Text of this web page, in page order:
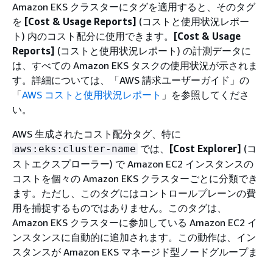
Amazon EKS クラスターにタグを適用すると、そのタグ
を [Cost & Usage Reports] (コストと使用状況レポー
ト) 内のコスト配分に使用できます。
[Cost & Usage
Reports] (コストと使用状況レポート) の計測データに
は、すべての Amazon EKS タスクの使用状況が示されま
す。詳細については、「AWS 請求ユーザーガイド」の
「AWS コストと使用状況レポート 」を参照してくださ
い。
AWS 生成されたコスト配分タグ、特に
aws:eks:cluster-name では、 [Cost Explorer] (コ
ストエクスプローラー) で Amazon EC2 インスタンスの
コストを個々の Amazon EKS クラスターごとに分類でき
ます。ただし、このタグにはコントロールプレーンの費
用を捕捉するものではありません。このタグは、
Amazon EKS クラスターに参加している Amazon EC2 イ
ンスタンスに自動的に追加されます。この動作は、イン
スタンスが Amazon EKS マネージド型ノードグループま